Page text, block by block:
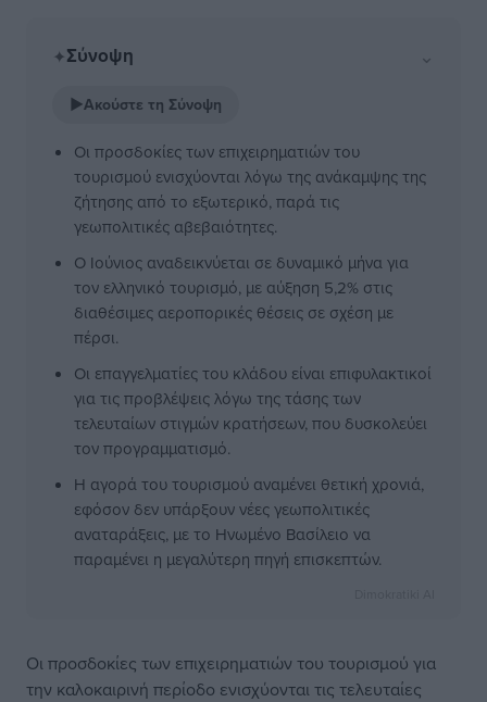
✦Σύνοψη ⌄
▶Ακούστε τη Σύνοψη
Οι προσδοκίες των επιχειρηματιών του
τουρισμού ενισχύονται λόγω της ανάκαμψης της
ζήτησης από το εξωτερικό, παρά τις
γεωπολιτικές αβεβαιότητες.
Ο Ιούνιος αναδεικνύεται σε δυναμικό μήνα για
τον ελληνικό τουρισμό, με αύξηση 5,2% στις
διαθέσιμες αεροπορικές θέσεις σε σχέση με
πέρσι.
Οι επαγγελματίες του κλάδου είναι επιφυλακτικοί
για τις προβλέψεις λόγω της τάσης των
τελευταίων στιγμών κρατήσεων, που δυσκολεύει
τον προγραμματισμό.
Η αγορά του τουρισμού αναμένει θετική χρονιά,
εφόσον δεν υπάρξουν νέες γεωπολιτικές
αναταράξεις, με το Ηνωμένο Βασίλειο να
παραμένει η μεγαλύτερη πηγή επισκεπτών.
Οι προσδοκίες των επιχειρηματιών του τουρισμού για
την καλοκαιρινή περίοδο ενισχύονται τις τελευταίες